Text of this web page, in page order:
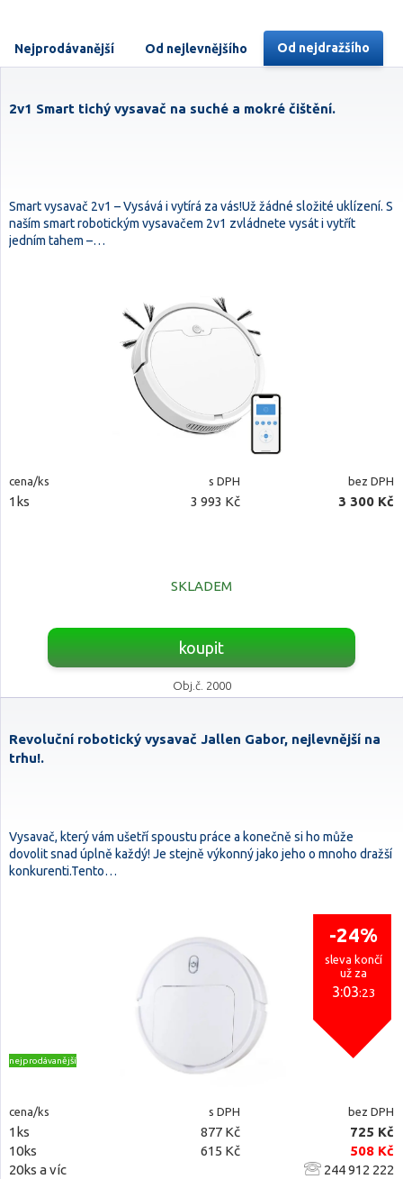
Nejprodávanější Od nejlevnějšího Od nejdražšího
2v1 Smart tichý vysavač na suché a mokré čištění.
Smart vysavač 2v1 – Vysává i vytírá za vás!Už žádné složité uklízení. S
naším smart robotickým vysavačem 2v1 zvládnete vysát i vytřít
jedním tahem –…
cena/ks s DPH bez DPH
1ks 3 993 Kč 3 300 Kč
SKLADEM
koupit
Obj.č. 2000
Revoluční robotický vysavač Jallen Gabor, nejlevnější na
trhu!.
Vysavač, který vám ušetří spoustu práce a konečně si ho může
dovolit snad úplně každý! Je stejně výkonný jako jeho o mnoho dražší
konkurenti.Tento…
-24%
sleva končí
už za
3:03:23
nejprodávanější
cena/ks s DPH bez DPH
1ks 877 Kč
725 Kč
10ks
615 Kč
508 Kč
20ks a víc
244 912 222